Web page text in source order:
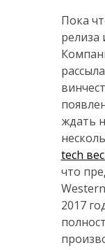
Пока
релиза
ждать
tech
что
2017